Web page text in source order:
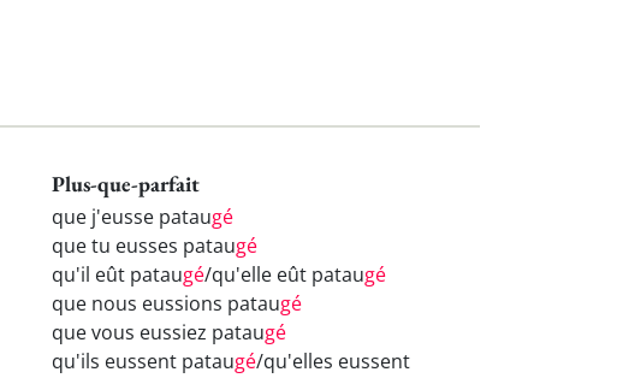
Plus-que-parfait
que j'eusse pataugé
que tu eusses pataugé
qu'il eût pataugé/qu'elle eût pataugé
que nous eussions pataugé
que vous eussiez pataugé
qu'ils eussent pataugé/qu'elles eussent